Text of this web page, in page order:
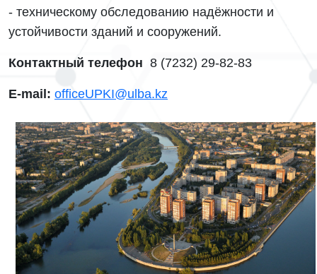
- техническому обследованию надёжности и
устойчивости зданий и сооружений.
Контактный телефон 8 (7232) 29-82-83
E-mail: officeUPKI@ulba.kz